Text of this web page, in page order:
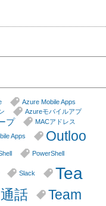
Azure Mobile Apps
Azureモバイルアプ
プ
MACアドレス
Apps
Outloo
PowerShell
Slack
Tea
話
Team